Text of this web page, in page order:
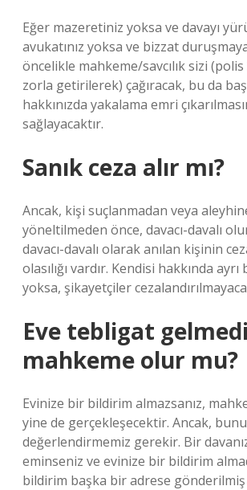
Eğer mazeretiniz yoksa ve davayı
avukatınız yoksa ve bizzat
öncelikle mahkeme/savcılık sizi
zorla getirilerek) çağıracak, bu da
hakkınızda yakalama emri
sağlayacaktır.
Sanık ceza alır mı?
Ancak, kişi suçlanmadan veya
yöneltilmeden önce, davacı-davalı
davacı-davalı olarak anılan kişinin
olasılığı vardır. Kendisi hakkında
yoksa, şikayetçiler
Eve tebligat gelmedi
mahkeme olur mu?
Evinize bir bildirim almazsanız,
yine de gerçekleşecektir. Ancak,
değerlendirmemiz gerekir. Bir
eminseniz ve evinize bir bildirim
bildirim başka bir adrese